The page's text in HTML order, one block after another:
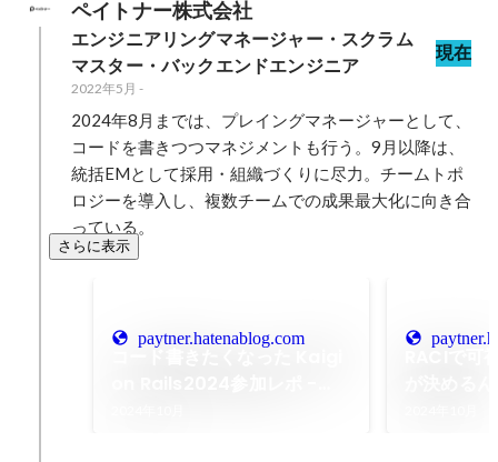
ペイトナー株式会社
エンジニアリングマネージャー・スクラム
マスター・バックエンドエンジニア
現在
2022年5月 -
2024年8月までは、プレイングマネージャーとして、
コードを書きつつマネジメントも行う。9月以降は、
統括EMとして採用・組織づくりに尽力。チームトポ
ロジーを導入し、複数チームでの成果最大化に向き合
っている。
さらに表示
paytner.hatenablog.com